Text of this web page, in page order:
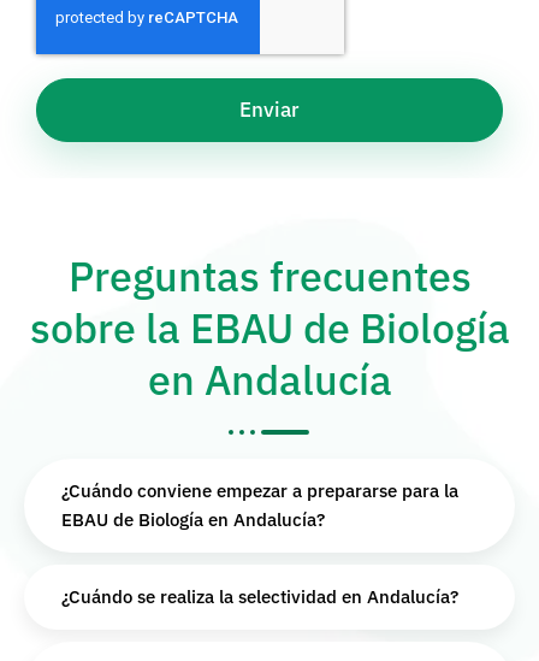
Enviar
Preguntas frecuentes
sobre la EBAU de Biología
en Andalucía
¿Cuándo conviene empezar a prepararse para la
EBAU de Biología en Andalucía?
¿Cuándo se realiza la selectividad en Andalucía?